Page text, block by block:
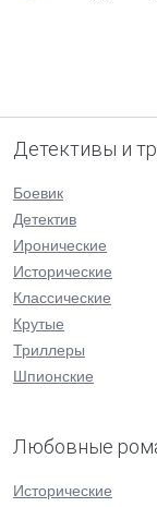
Детективы и
Боевик
Детектив
Иронические
Исторические
Классические
Крутые
Триллеры
Шпионские
Любовные
Исторические